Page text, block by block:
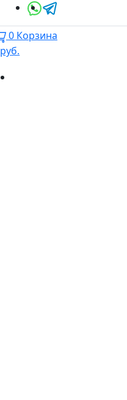
0 Корзина
руб.